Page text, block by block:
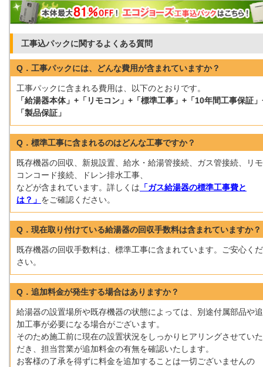
工事込パックに関するよくある質問
Q．工事パックには、どんな費用が含まれていますか？
工事パックに含まれる費用は、以下のとおりです。
「給湯器本体」+「リモコン」+「標準工事」+「10年間工事保証
「製品保証」
Q．標準工事に含まれるのはどんな工事ですか？
既存機器の回収、新規設置、給水・給湯管接続、ガス管接続、リモ
コンコード接続、ドレン排水工事、
などが含まれています。詳しくは 「ガス給湯器の標準工事費と
は？」 をご確認ください。
Q．現在取り付けている給湯器の回収手数料は含まれていますか？
既存機器の回収手数料は、標準工事に含まれています。ご安心くだ
さい。
Q．追加料金が発生する場合はありますか？
給湯器の設置場所や既存機器の状態によっては、別途付属部品や追
加工事が必要になる場合がございます。
そのため施工前に現在の設置状況をしっかりヒアリングさせていた
だき、担当営業が追加料金の有無を確認いたします。
お客様の了承を得ずに料金を追加することは一切ございませんの